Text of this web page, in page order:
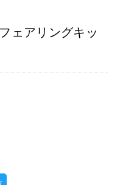
ェアリングキッ